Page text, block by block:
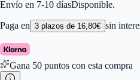
Color de Lentes:Gris
Forma:Rectangular
Género:Hombre
Largo de la Varilla (mm)
Marca
Tipo de Cristales :Normales
Envío en 7-10 díasDisponible.
Paga en 3 plazos de 16,80€ sin
Gana 50 puntos con esta compra